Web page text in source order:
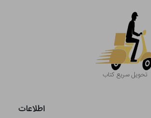
تحویل سریع کتاب
اطلاعات